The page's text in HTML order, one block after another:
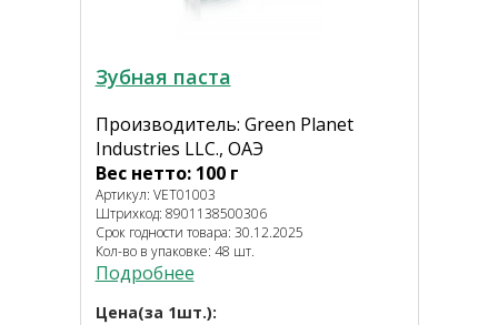
Зубная паста
Производитель: Green Planet
Industries LLC., ОАЭ
Вес нетто: 100 г
Артикул: VET01003
Штрихкод: 8901138500306
Срок годности товара: 30.12.2025
Кол-во в упаковке: 48 шт.
Подробнее
Цена(за 1шт.):